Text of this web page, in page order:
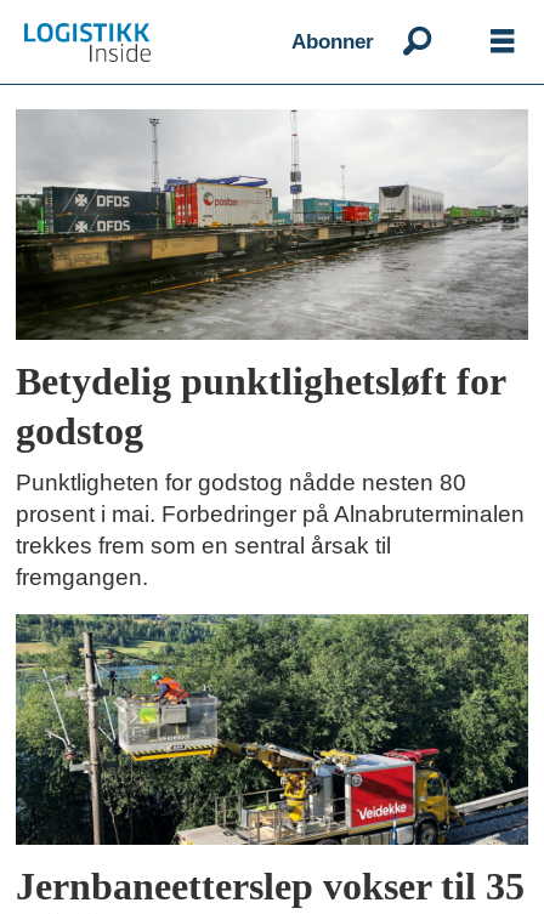
Abonner
Emne:
jernbane
Betydelig punktlighets­løft for
godstog
Punktligheten for godstog nådde nesten 80
prosent i mai. Forbedringer på Alnabruterminalen
trekkes frem som en sentral årsak til
fremgangen.
Jernbaneetterslep vokser til 35